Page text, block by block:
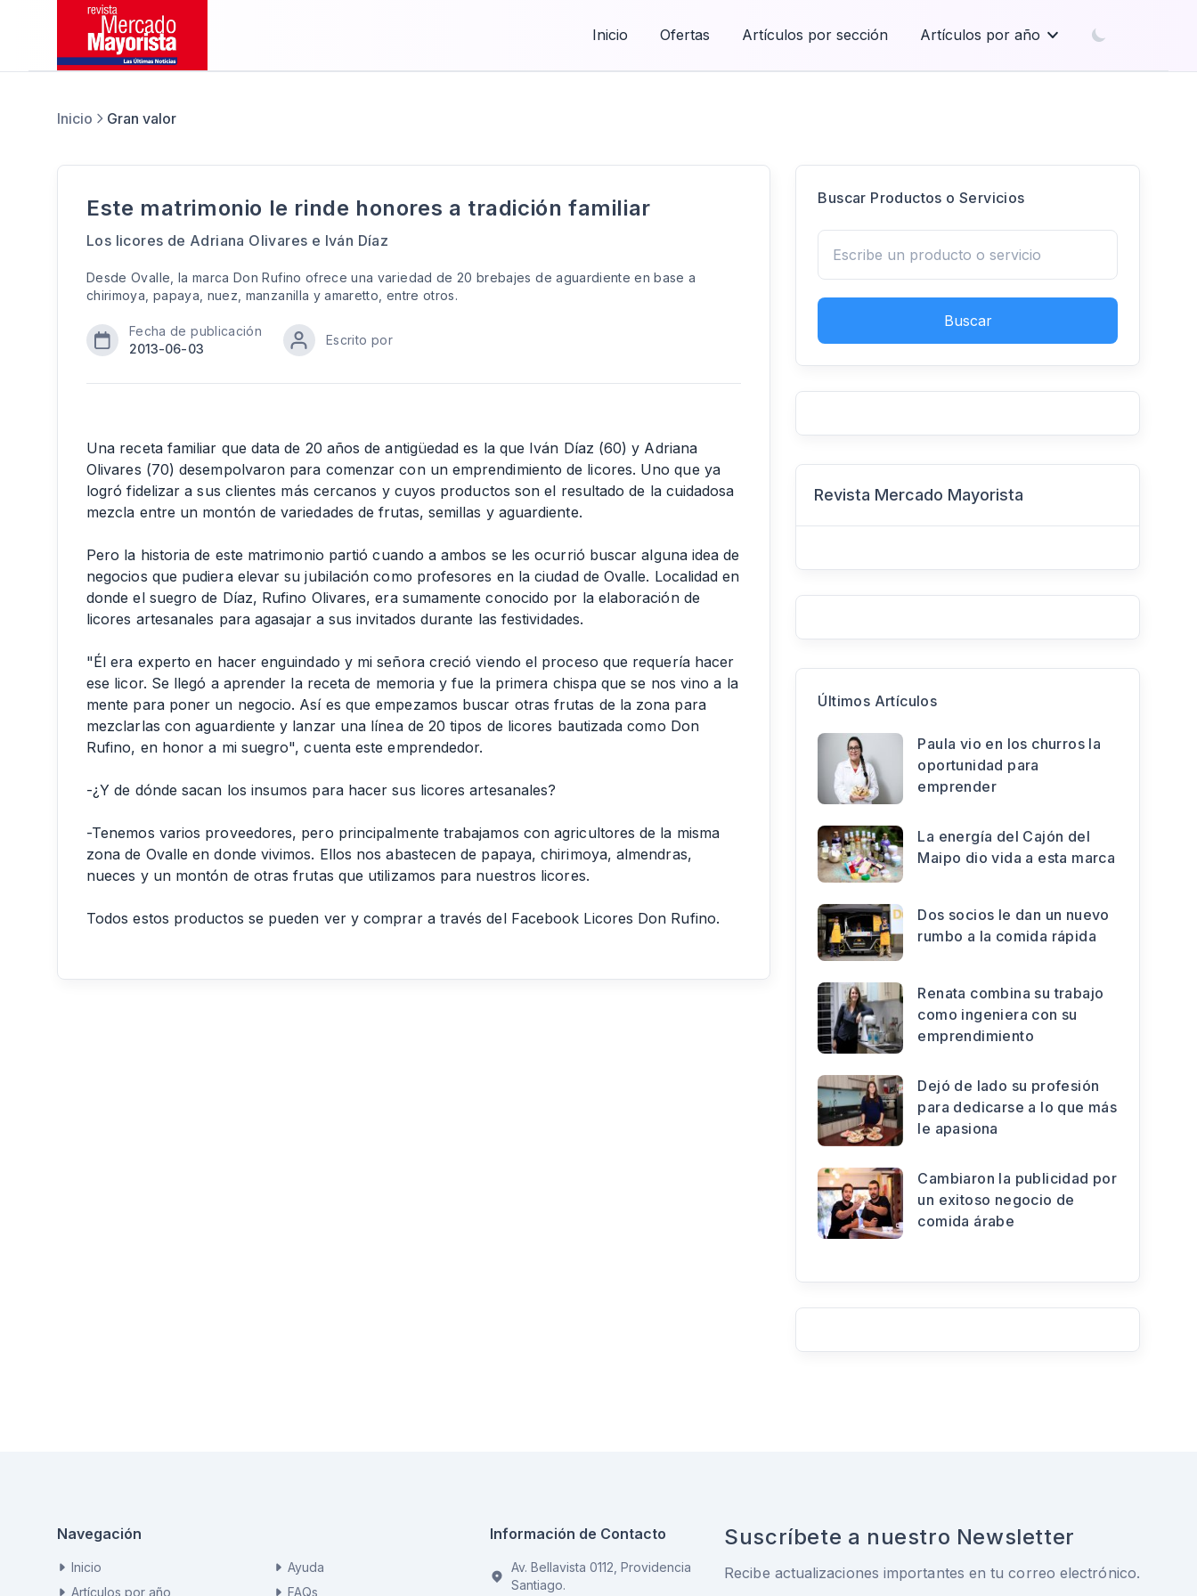
Inicio Ofertas Artículos por sección Artículos por año
Inicio Gran valor
Este matrimonio le rinde honores a tradición familiar
Los licores de Adriana Olivares e Iván Díaz
Desde Ovalle, la marca Don Rufino ofrece una variedad de 20 brebajes de aguardiente en base a
chirimoya, papaya, nuez, manzanilla y amaretto, entre otros.
Fecha de publicación
2013-06-03
Escrito por
Una receta familiar que data de 20 años de antigüedad es la que Iván Díaz (60) y Adriana
Olivares (70) desempolvaron para comenzar con un emprendimiento de licores. Uno que ya
logró fidelizar a sus clientes más cercanos y cuyos productos son el resultado de la cuidadosa
mezcla entre un montón de variedades de frutas, semillas y aguardiente.
Pero la historia de este matrimonio partió cuando a ambos se les ocurrió buscar alguna idea de
negocios que pudiera elevar su jubilación como profesores en la ciudad de Ovalle. Localidad en
donde el suegro de Díaz, Rufino Olivares, era sumamente conocido por la elaboración de
licores artesanales para agasajar a sus invitados durante las festividades.
"Él era experto en hacer enguindado y mi señora creció viendo el proceso que requería hacer
ese licor. Se llegó a aprender la receta de memoria y fue la primera chispa que se nos vino a la
mente para poner un negocio. Así es que empezamos buscar otras frutas de la zona para
mezclarlas con aguardiente y lanzar una línea de 20 tipos de licores bautizada como Don
Rufino, en honor a mi suegro", cuenta este emprendedor.
-¿Y de dónde sacan los insumos para hacer sus licores artesanales?
-Tenemos varios proveedores, pero principalmente trabajamos con agricultores de la misma
zona de Ovalle en donde vivimos. Ellos nos abastecen de papaya, chirimoya, almendras,
nueces y un montón de otras frutas que utilizamos para nuestros licores.
Todos estos productos se pueden ver y comprar a través del Facebook Licores Don Rufino.
Buscar Productos o Servicios
Buscar
Revista Mercado Mayorista
Últimos Artículos
Paula vio en los churros la
oportunidad para
emprender
La energía del Cajón del
Maipo dio vida a esta marca
Dos socios le dan un nuevo
rumbo a la comida rápida
Renata combina su trabajo
como ingeniera con su
emprendimiento
Dejó de lado su profesión
para dedicarse a lo que más
le apasiona
Cambiaron la publicidad por
un exitoso negocio de
comida árabe
Navegación
Inicio
Artículos por año
Ayuda
FAQs
Información de Contacto
Av. Bellavista 0112, Providencia
Santiago.
Suscríbete a nuestro Newsletter
Recibe actualizaciones importantes en tu correo electrónico.